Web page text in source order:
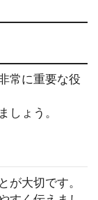
常に重要な役
しょう。
が大切です。